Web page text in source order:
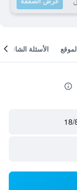
الأسئلة الشائعة